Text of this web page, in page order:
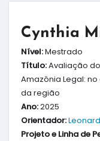
Cynthia
Nível:Mestrado
Título:Avaliação
Amazônia Legal:
da região
Ano:2025
Orientador:
Projeto e Linha de